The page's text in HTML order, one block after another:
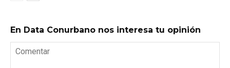
En Data Conurbano nos interesa tu opinión